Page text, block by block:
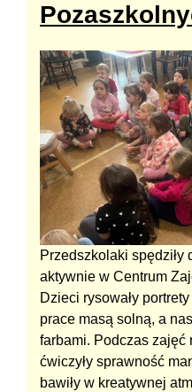
Przedszkolaki spędziły
aktywnie w Centrum
Dzieci rysowały
prace masą solną, a
farbami. Podczas zajęć
ćwiczyły sprawność
bawiły w kreatywnej